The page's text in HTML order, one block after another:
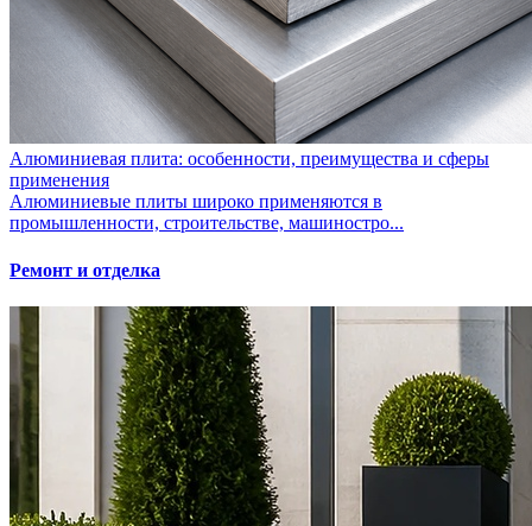
Алюминиевая плита: особенности, преимущества и сферы
применения
Алюминиевые плиты широко применяются в
промышленности, строительстве, машиностро...
Ремонт и отделка